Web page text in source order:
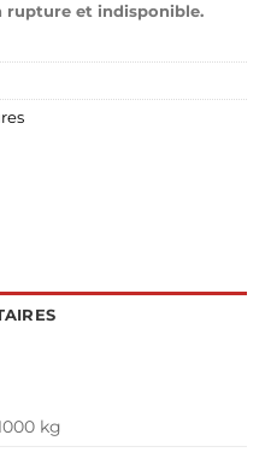
rupture et indisponible.
kg